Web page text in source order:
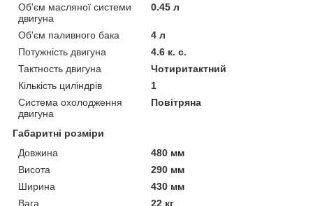
Об'єм масляної системи
двигуна
0.45 л
Об'єм паливного бака
4 л
Потужність двигуна
4.6 к. с.
Тактность двигуна
Чотиритактний
Кількість циліндрів
1
Система охолодження
двигуна
Повітряна
Габаритні розміри
Довжина
480 мм
Висота
290 мм
Ширина
430 мм
Вага
22 кг